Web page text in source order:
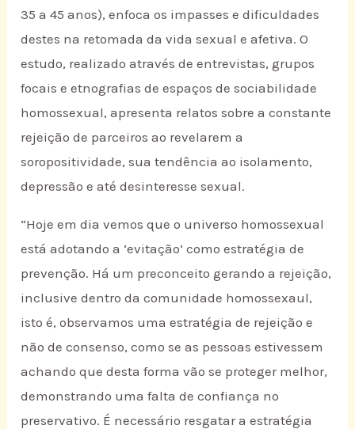
35 a 45 anos), enfoca os impasses e dificuldades
destes na retomada da vida sexual e afetiva. O
estudo, realizado através de entrevistas, grupos
focais e etnografias de espaços de sociabilidade
homossexual, apresenta relatos sobre a constante
rejeição de parceiros ao revelarem a
soropositividade, sua tendência ao isolamento,
depressão e até desinteresse sexual.
“Hoje em dia vemos que o universo homossexual
está adotando a ‘evitação’ como estratégia de
prevenção. Há um preconceito gerando a rejeição,
inclusive dentro da comunidade homossexaul,
isto é, observamos uma estratégia de rejeição e
não de consenso, como se as pessoas estivessem
achando que desta forma vão se proteger melhor,
demonstrando uma falta de confiança no
preservativo. É necessário resgatar a estratégia